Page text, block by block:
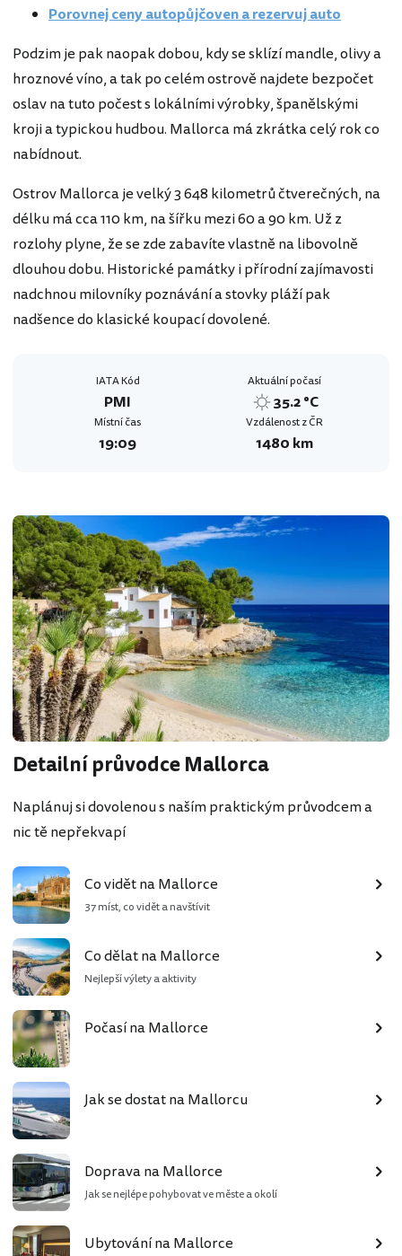
Porovnej ceny autopůjčoven a rezervuj auto
Podzim je pak naopak dobou, kdy se sklízí mandle, olivy a
hroznové víno, a tak po celém ostrově najdete bezpočet
oslav na tuto počest s lokálními výrobky, španělskými
kroji a typickou hudbou. Mallorca má zkrátka celý rok co
nabídnout.
Ostrov Mallorca je velký 3 648 kilometrů čtverečných, na
délku má cca 110 km, na šířku mezi 60 a 90 km. Už z
rozlohy plyne, že se zde zabavíte vlastně na libovolně
dlouhou dobu. Historické památky i přírodní zajímavosti
nadchnou milovníky poznávání a stovky pláží pak
nadšence do klasické koupací dovolené.
IATA Kód
PMI
Aktuální počasí
35.2 °C
Místní čas
19:09
Vzdálenost z ČR
1480 km
Detailní průvodce Mallorca
Naplánuj si dovolenou s naším praktickým průvodcem a
nic tě nepřekvapí
Co vidět na Mallorce
37 míst, co vidět a navštívit
Co dělat na Mallorce
Nejlepší výlety a aktivity
Počasí na Mallorce
Jak se dostat na Mallorcu
Doprava na Mallorce
Jak se nejlépe pohybovat ve měste a okolí
Ubytování na Mallorce